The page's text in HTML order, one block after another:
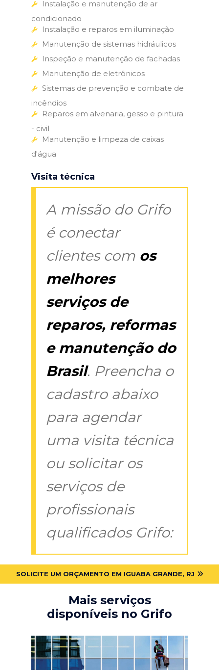
Instalação e manutenção de ar
condicionado
Instalação e reparos em iluminação
Manutenção de sistemas hidráulicos
Inspeção e manutenção de fachadas
Manutenção de eletrônicos
Sistemas de prevenção e combate de
incêndios
Reparos em alvenaria, gesso e pintura
- civil
Manutenção e limpeza de caixas
d'água
Visita técnica
A missão do Grifo
é conectar
clientes com os
melhores
serviços de
reparos, reformas
e manutenção do
Brasil. Preencha o
cadastro abaixo
para agendar
uma visita técnica
ou solicitar os
serviços de
profissionais
qualificados Grifo:
SOLICITE UM ORÇAMENTO EM IGUABA GRANDE, RJ
Mais serviços
disponíveis no Grifo